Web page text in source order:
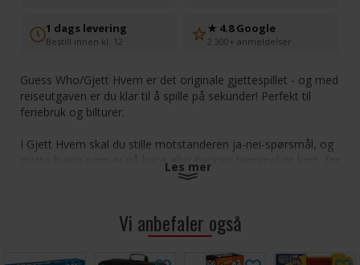
1 dags levering
Bestill innen kl. 12
★ 4.8 Google
2 300+ anmeldelser
Guess Who/Gjett Hvem er det originale gjettespillet - og med
reiseutgaven er du klar til å spille på sekunder! Perfekt til
feriebruk og bilturer.
I Gjett Hvem skal du stille motstanderen ja-nei-spørsmål, og
gjette hvem som er på hans eller hennes hemmelige kort, før
han eller hun gjetter hvem som er på ditt!
Språk: Norsk
Les mer
Vi anbefaler også